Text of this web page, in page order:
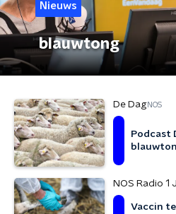
Nieuws
blauwtong
De DagNOS
Podcast
NOS Radio 1
Vaccin